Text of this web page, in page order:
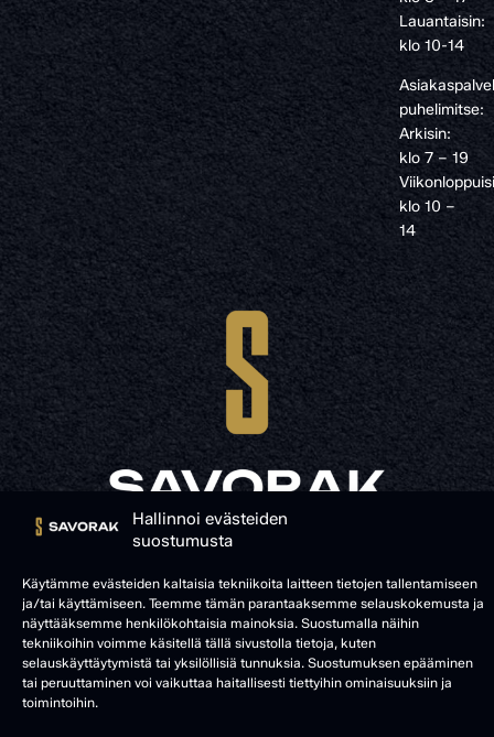
Hallinnoi evästeiden
suostumusta
Käytämme evästeiden kaltaisia tekniikoita laitteen tietojen tallentamiseen
ja/tai käyttämiseen. Teemme tämän parantaaksemme selauskokemusta ja
näyttääksemme henkilökohtaisia mainoksia. Suostumalla näihin
tekniikoihin voimme käsitellä tällä sivustolla tietoja, kuten
selauskäyttäytymistä tai yksilöllisiä tunnuksia. Suostumuksen epääminen
tai peruuttaminen voi vaikuttaa haitallisesti tiettyihin ominaisuuksiin ja
toimintoihin.
Lauantaisin:
klo 10-14
puhelimitse:
Arkisin:
klo 7 – 19
klo 10 –
14
© SAVORAK 2025